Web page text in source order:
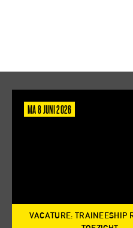
MA 8 JUNI 2026
VACATURE: TRAINEESHIP